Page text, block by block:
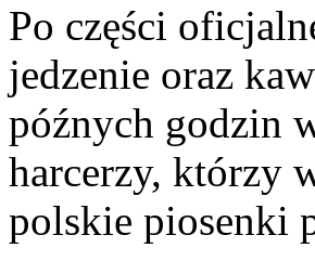
Po części
jedzenie oraz
późnych godzin
harcerzy, którzy
polskie piosenki